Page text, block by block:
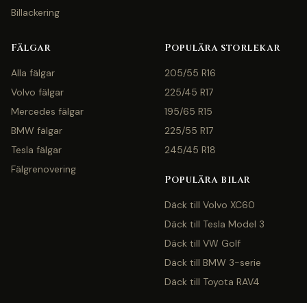
Billackering
Fälgar
Alla fälgar
Volvo fälgar
Mercedes fälgar
BMW fälgar
Tesla fälgar
Fälgrenovering
Populära storlekar
205/55 R16
225/45 R17
195/65 R15
225/55 R17
245/45 R18
Populära bilar
Däck till Volvo XC60
Däck till Tesla Model 3
Däck till VW Golf
Däck till BMW 3-serie
Däck till Toyota RAV4